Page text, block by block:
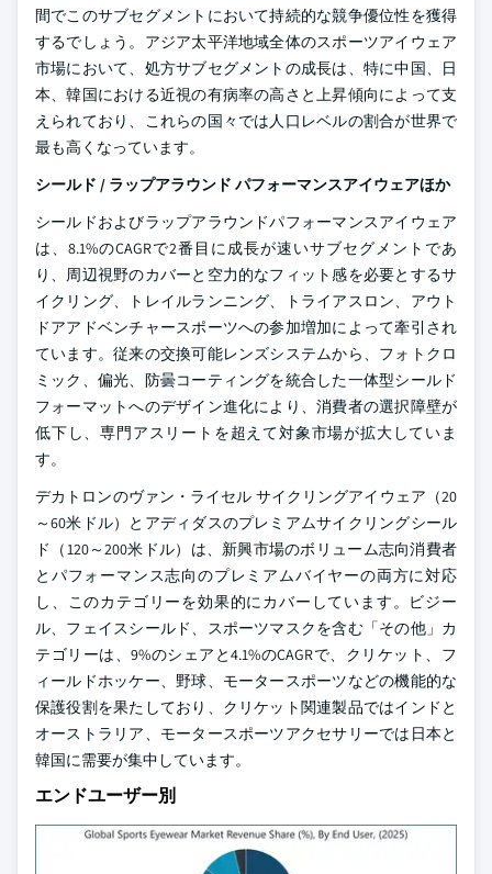
間でこのサブセグメントにおいて持続的な競争優位性を獲得
するでしょう。アジア太平洋地域全体のスポーツアイウェア
市場において、処方サブセグメントの成長は、特に中国、日
本、韓国における近視の有病率の高さと上昇傾向によって支
えられており、これらの国々では人口レベルの割合が世界で
最も高くなっています。
シールド / ラップアラウンド パフォーマンスアイウェアほか
シールドおよびラップアラウンドパフォーマンスアイウェア
は、8.1%のCAGRで2番目に成長が速いサブセグメントであ
り、周辺視野のカバーと空力的なフィット感を必要とするサ
イクリング、トレイルランニング、トライアスロン、アウト
ドアアドベンチャースポーツへの参加増加によって牽引され
ています。従来の交換可能レンズシステムから、フォトクロ
ミック、偏光、防曇コーティングを統合した一体型シールド
フォーマットへのデザイン進化により、消費者の選択障壁が
低下し、専門アスリートを超えて対象市場が拡大していま
す。
デカトロンのヴァン・ライセル サイクリングアイウェア（20
～60米ドル）とアディダスのプレミアムサイクリングシール
ド（120～200米ドル）は、新興市場のボリューム志向消費者
とパフォーマンス志向のプレミアムバイヤーの両方に対応
し、このカテゴリーを効果的にカバーしています。ビジー
ル、フェイスシールド、スポーツマスクを含む「その他」カ
テゴリーは、9%のシェアと4.1%のCAGRで、クリケット、フ
ィールドホッケー、野球、モータースポーツなどの機能的な
保護役割を果たしており、クリケット関連製品ではインドと
オーストラリア、モータースポーツアクセサリーでは日本と
韓国に需要が集中しています。
エンドユーザー別